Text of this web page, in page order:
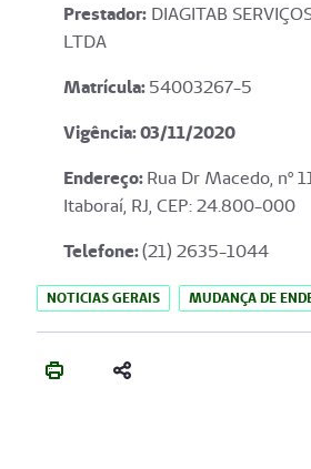
Prestador: DIAGITAB
LTDA
Matrícula:54003267-5
Vigência: 03/11/2020
Endereço:Rua Dr Macedo, nº
Itaboraí, RJ, CEP: 24.800-000
Telefone:(21) 2635-1044
NOTICIAS GERAIS MUDANÇA DE